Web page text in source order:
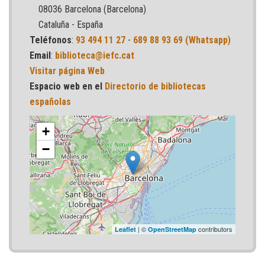
08036 Barcelona (Barcelona)
Cataluña - España
Teléfonos: 93 494 11 27 - 689 88 93 69 (Whatsapp)
Email: biblioteca@iefc.cat
Visitar página Web
Espacio web en el Directorio de bibliotecas
españolas
+
−
Leaflet | © OpenStreetMap contributors